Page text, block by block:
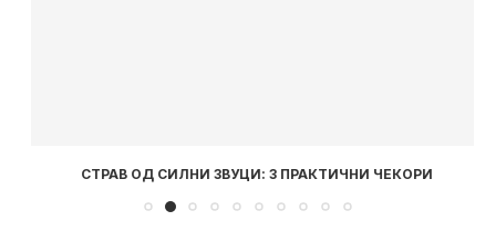
СТРАВ ОД СИЛНИ ЗВУЦИ: 3 ПРАКТИЧНИ ЧЕКОРИ